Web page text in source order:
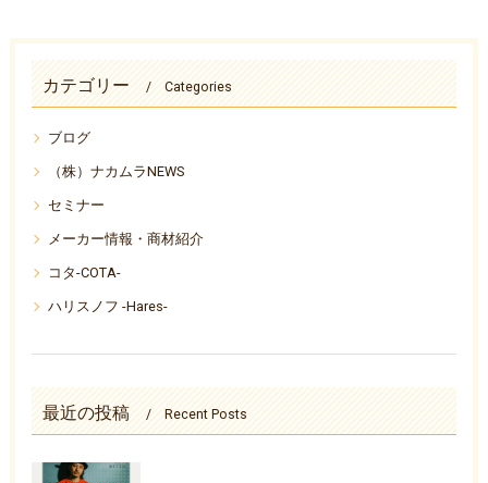
カテゴリー Categories
ブログ
（株）ナカムラNEWS
セミナー
メーカー情報・商材紹介
コタ-COTA-
ハリスノフ -Hares-
最近の投稿 Recent Posts